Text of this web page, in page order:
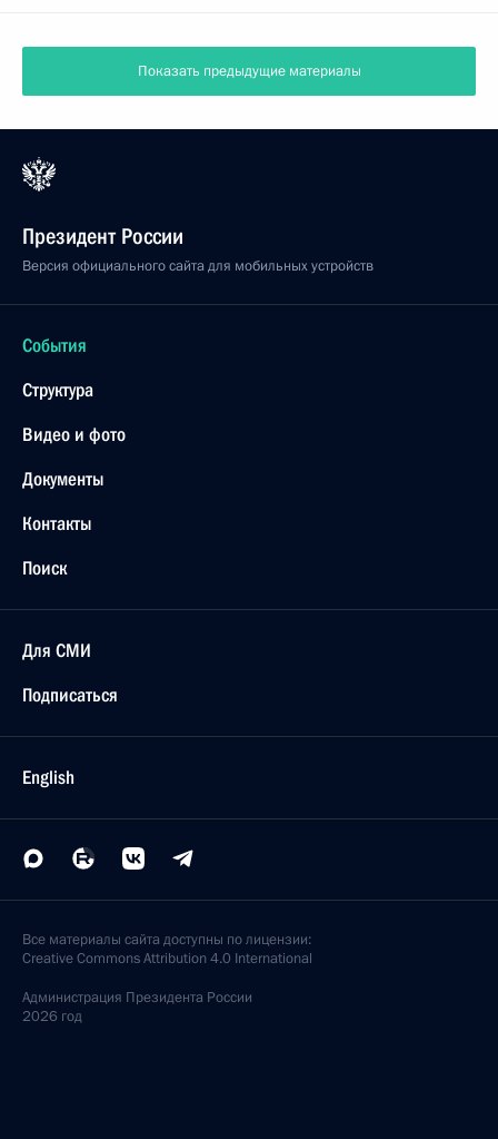
Показать предыдущие материалы
Президент России
Версия официального сайта для мобильных устройств
События
Структура
Видео и фото
Документы
Контакты
Поиск
Для СМИ
Подписаться
English
Все материалы сайта доступны по лицензии:
Creative Commons Attribution 4.0 International
Администрация Президента России
2026 год